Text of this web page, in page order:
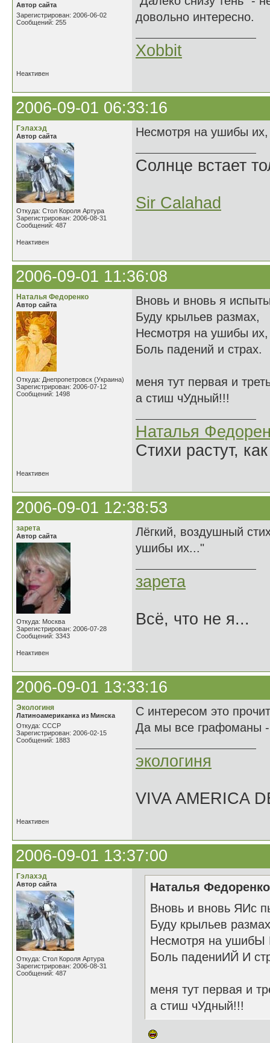
Автор сайта
Зарегистрирован: 2006-06-02
Сообщений: 255
довольно интересно.
Xobbit
Неактивен
2006-09-01 06:33:16
Гэлахэд
Автор сайта
Откуда: Стол Короля Артура
Зарегистрирован: 2006-08-31
Сообщений: 487
Несмотря на ушибы их,
Солнце встает
Sir Calahad
Неактивен
2006-09-01 11:36:08
Наталья Федоренко
Автор сайта
Откуда: Днепропетровск (Украина)
Зарегистрирован: 2006-07-12
Сообщений: 1498
Вновь и вновь я
Буду крыльев размах,
Несмотря на ушибы их,
Боль падений и страх.
меня тут первая и
а стиш чУдный!!!
Наталья
Стихи растут,
Неактивен
2006-09-01 12:38:53
зарета
Автор сайта
Откуда: Москва
Зарегистрирован: 2006-07-28
Сообщений: 3343
Лёгкий, воздушный
ушибы их..."
зарета
Всё, что не я...
Неактивен
2006-09-01 13:33:16
Экологиня
Латиноамериканка из Минска
Откуда: СССР
Зарегистрирован: 2006-02-15
Сообщений: 1883
С интересом это
Да мы все графоманы
экологиня
VIVA AMERICA
Неактивен
2006-09-01 13:37:00
Гэлахэд
Автор сайта
Откуда: Стол Короля Артура
Зарегистрирован: 2006-08-31
Сообщений: 487
Наталья
Вновь и вновь ЯИс
Буду крыльев
Несмотря на ушибЫ
Боль падениИЙ И
меня тут первая и
а стиш чУдный!!!